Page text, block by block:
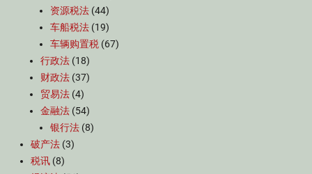
资源税法 (44)
车船税法 (19)
车辆购置税 (67)
行政法 (18)
财政法 (37)
贸易法 (4)
金融法 (54)
银行法 (8)
破产法 (3)
税讯 (8)